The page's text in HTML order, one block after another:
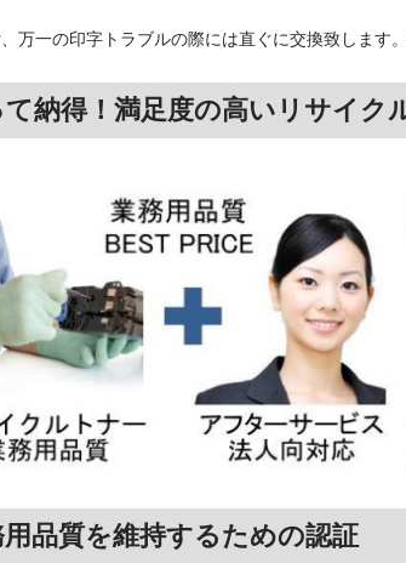
万一の印字トラブルの際には直ぐに交換致します
納得！満足度の高いリサイク
品質を維持するための認証